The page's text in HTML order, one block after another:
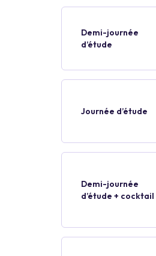
Demi-journée
d’étude
Journée d’étude
Demi-journée
d’étude + cocktail